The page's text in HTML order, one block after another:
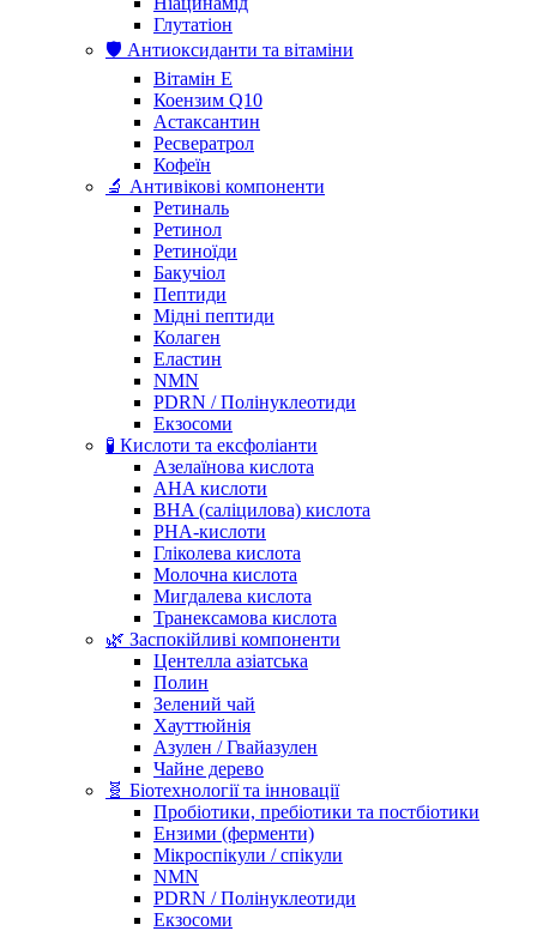
Глутатіон
🛡️ Антиоксиданти та вітаміни
Вітамін Е
Коензим Q10
Астаксантин
Ресвератрол
Кофеїн
🔬 Антивікові компоненти
Ретиналь
Ретинол
Ретиноїди
Бакучіол
Пептиди
Мідні пептиди
Колаген
Еластин
NMN
PDRN / Полінуклеотиди
Екзосоми
🧪 Кислоти та ексфоліанти
Азелаїнова кислота
AHA кислоти
BHA (саліцилова) кислота
PHA-кислоти
Гліколева кислота
Молочна кислота
Мигдалева кислота
Транексамова кислота
🌿 Заспокійливі компоненти
Центелла азіатська
Полин
Зелений чай
Хауттюйнія
Азулен / Гвайазулен
Чайне дерево
🧬 Біотехнології та інновації
Пробіотики, пребіотики та постбіотики
Ензими (ферменти)
Мікроспікули / спікули
NMN
PDRN / Полінуклеотиди
Екзосоми